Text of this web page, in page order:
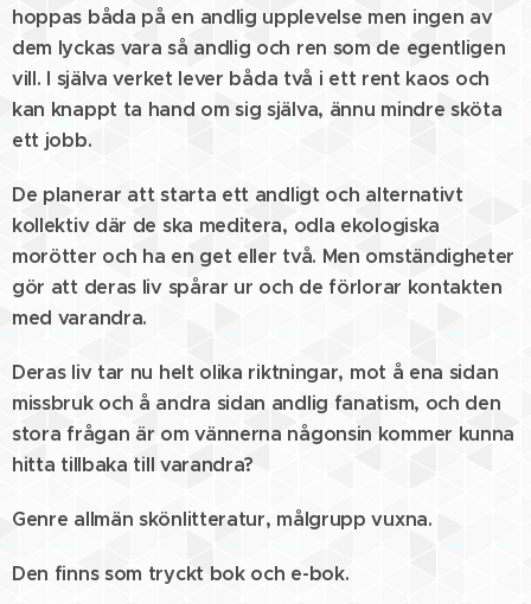
hoppas båda på en andlig upplevelse men ingen av
dem lyckas vara så andlig och ren som de egentligen
vill. I själva verket lever båda två i ett rent kaos och
kan knappt ta hand om sig själva, ännu mindre sköta
ett jobb.
De planerar att starta ett andligt och alternativt
kollektiv där de ska meditera, odla ekologiska
morötter och ha en get eller två. Men omständigheter
gör att deras liv spårar ur och de förlorar kontakten
med varandra.
Deras liv tar nu helt olika riktningar, mot å ena sidan
missbruk och å andra sidan andlig fanatism, och den
stora frågan är om vännerna någonsin kommer kunna
hitta tillbaka till varandra?
Genre allmän skönlitteratur, målgrupp vuxna.
Den finns som tryckt bok och e-bok.